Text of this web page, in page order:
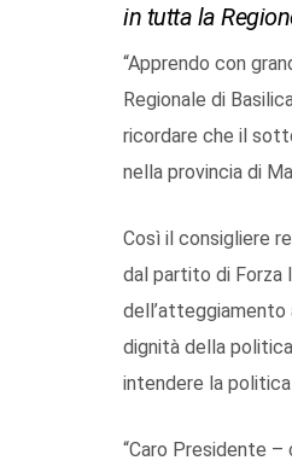
in tutta la
“Apprendo con
Regionale di
ricordare che il
nella provincia di
Così il consigliere
dal partito di Forza
dell’atteggiamento
dignità della
intendere la
“Caro Presidente